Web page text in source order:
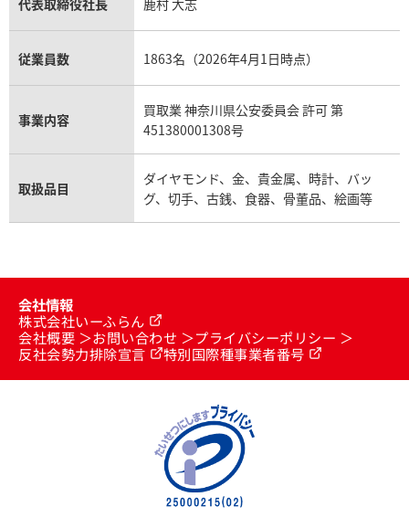
従業員数 1863名（2026年4月1日時点）
事業内容
買取業 神奈川県公安委員会 許可 第
451380001308号
取扱品目
ダイヤモンド、金、貴金属、時計、バッ
グ、切手、古銭、食器、骨董品、絵画等
会社情報
株式会社いーふらん
会社概要
お問い合わせ
プライバシーポリシー
反社会勢力排除宣言
特別国際種事業者番号